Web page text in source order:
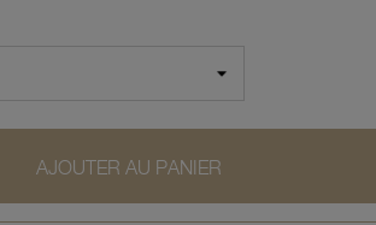
AJOUTER AU PANIER